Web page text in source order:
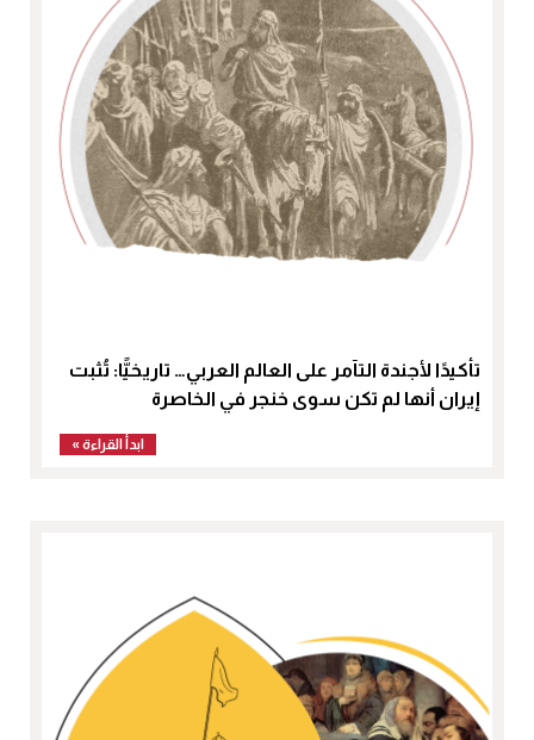
تأكيدًا لأجندة التآمر على العالم العربي… تاريخيًّا: تُثبت
إيران أنها لم تكن سوى خنجر في الخاصرة
ابدأ القراءة »